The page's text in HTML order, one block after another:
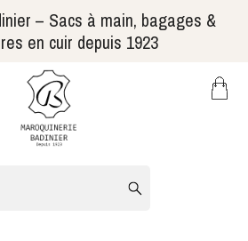
– Sacs à main, bagages &
en cuir depuis 1923